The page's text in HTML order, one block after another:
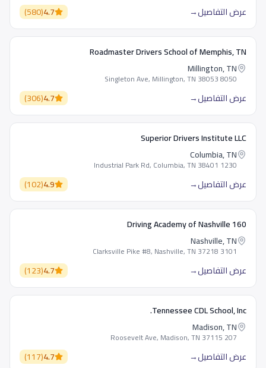
عرض التفاصيل→
4.7
(
580
)
Roadmaster Drivers School of Memphis, TN
Millington, TN
8050 Singleton Ave, Millington, TN 38053
عرض التفاصيل→
4.7
(
306
)
Superior Drivers Institute LLC
Columbia, TN
1230 Industrial Park Rd, Columbia, TN 38401
عرض التفاصيل→
4.9
(
102
)
160 Driving Academy of Nashville
Nashville, TN
3101 Clarksville Pike #8, Nashville, TN 37218
عرض التفاصيل→
4.7
(
123
)
Tennessee CDL School, Inc.
Madison, TN
207 Roosevelt Ave, Madison, TN 37115
عرض التفاصيل→
4.7
(
117
)